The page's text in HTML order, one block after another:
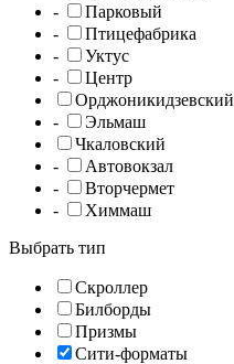
-
Парковый
-
Птицефабрика
-
Уктус
-
Центр
Орджоникидзевский
-
Эльмаш
Чкаловский
-
Автовокзал
-
Вторчермет
-
Химмаш
Выбрать тип
Cкроллер
Билборды
Призмы
Сити-форматы